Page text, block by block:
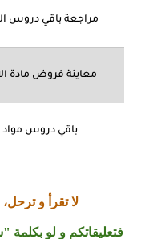
مراجعة باقي دروس
معاينة فروض مادة
باقي دروس مواد
لا تقرأ و
فتعليقاتكم و لو بكلمة